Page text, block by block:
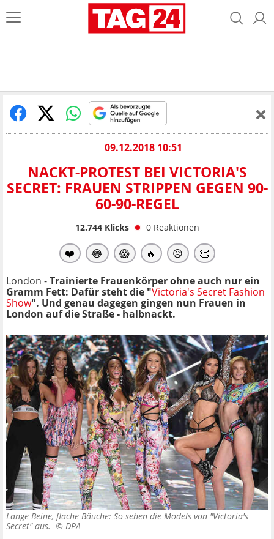
09.12.2018 10:51
NACKT-PROTEST BEI VICTORIA'S
SECRET: FRAUEN STRIPPEN GEGEN 90-
60-90-REGEL
12.744Klicks 0 Reaktionen
❤️ 😂 😱 🔥 😥 👏
London -Trainierte Frauenkörper ohne auch nur ein
Gramm Fett: Dafür steht die "Victoria's Secret Fashion
Show". Und genau dagegen gingen nun Frauen in
London auf die Straße - halbnackt.
Lange Beine, flache Bäuche: So sehen die Models von "Victoria's
Secret" aus. © DPA